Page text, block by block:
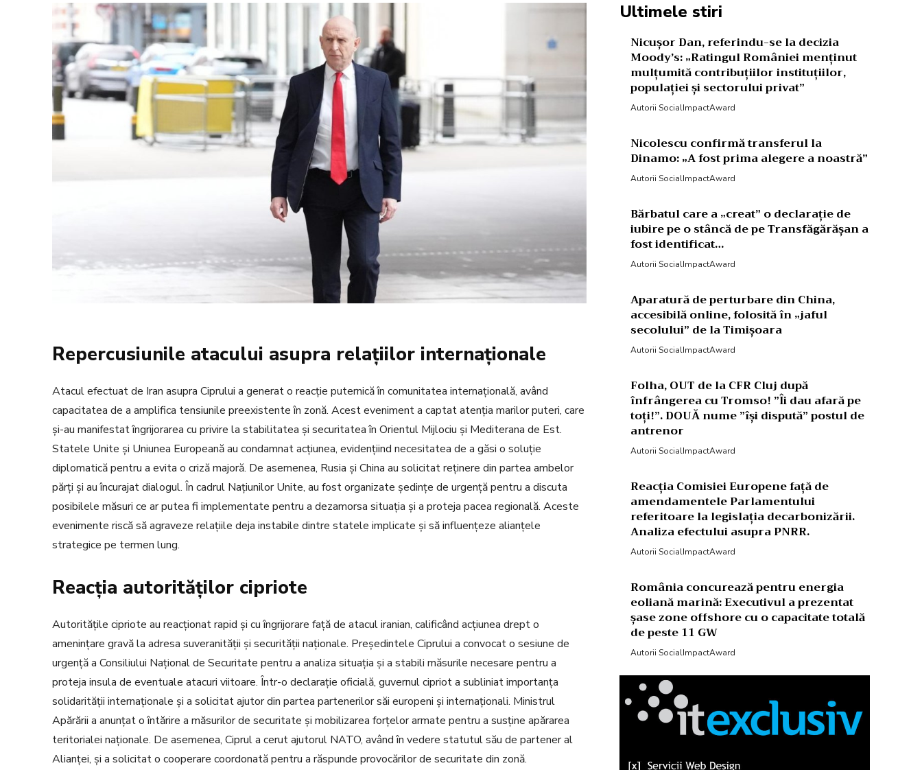
Repercusiunile atacului asupra relațiilor internaționale
Atacul efectuat de Iran asupra Ciprului a generat o reacție puternică în comunitatea internațională, având
capacitatea de a amplifica tensiunile preexistente în zonă. Acest eveniment a captat atenția marilor puteri, care
și-au manifestat îngrijorarea cu privire la stabilitatea și securitatea în Orientul Mijlociu și Mediterana de Est.
Statele Unite și Uniunea Europeană au condamnat acțiunea, evidențiind necesitatea de a găsi o soluție
diplomatică pentru a evita o criză majoră. De asemenea, Rusia și China au solicitat reținere din partea ambelor
părți și au încurajat dialogul. În cadrul Națiunilor Unite, au fost organizate ședințe de urgență pentru a discuta
posibilele măsuri ce ar putea fi implementate pentru a dezamorsa situația și a proteja pacea regională. Aceste
evenimente riscă să agraveze relațiile deja instabile dintre statele implicate și să influențeze alianțele
strategice pe termen lung.
Reacția autorităților cipriote
Autoritățile cipriote au reacționat rapid și cu îngrijorare față de atacul iranian, calificând acțiunea drept o
amenințare gravă la adresa suveranității și securității naționale. Președintele Ciprului a convocat o sesiune de
urgență a Consiliului Național de Securitate pentru a analiza situația și a stabili măsurile necesare pentru a
proteja insula de eventuale atacuri viitoare. Într-o declarație oficială, guvernul cipriot a subliniat importanța
solidarității internaționale și a solicitat ajutor din partea partenerilor săi europeni și internaționali. Ministrul
Apărării a anunțat o întărire a măsurilor de securitate și mobilizarea forțelor armate pentru a susține apărarea
teritorialei naționale. De asemenea, Ciprul a cerut ajutorul NATO, având în vedere statutul său de partener al
Alianței, și a solicitat o cooperare coordonată pentru a răspunde provocărilor de securitate din zonă.
Ultimele stiri
Nicușor Dan, referindu-se la decizia
Moody’s: „Ratingul României menținut
mulțumită contribuțiilor instituțiilor,
populației și sectorului privat”
Autorii SocialImpactAward
Nicolescu confirmă transferul la
Dinamo: „A fost prima alegere a noastră”
Autorii SocialImpactAward
Bărbatul care a „creat” o declarație de
iubire pe o stâncă de pe Transfăgărășan a
fost identificat…
Autorii SocialImpactAward
Aparatură de perturbare din China,
accesibilă online, folosită în „jaful
secolului” de la Timișoara
Autorii SocialImpactAward
Folha, OUT de la CFR Cluj după
înfrângerea cu Tromso! ”Îi dau afară pe
toți!”. DOUĂ nume ”își dispută” postul de
antrenor
Autorii SocialImpactAward
Reacția Comisiei Europene față de
amendamentele Parlamentului
referitoare la legislația decarbonizării.
Analiza efectului asupra PNRR.
Autorii SocialImpactAward
România concurează pentru energia
eoliană marină: Executivul a prezentat
șase zone offshore cu o capacitate totală
de peste 11 GW
Autorii SocialImpactAward